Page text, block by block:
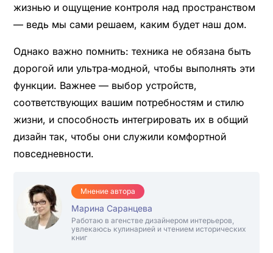
жизнью и ощущение контроля над пространством
— ведь мы сами решаем, каким будет наш дом.
Однако важно помнить: техника не обязана быть
дорогой или ультра‑модной, чтобы выполнять эти
функции. Важнее — выбор устройств,
соответствующих вашим потребностям и стилю
жизни, и способность интегрировать их в общий
дизайн так, чтобы они служили комфортной
повседневности.
Мнение автора
Марина Саранцева
Работаю в агенстве дизайнером интерьеров,
увлекаюсь кулинарией и чтением исторических
книг